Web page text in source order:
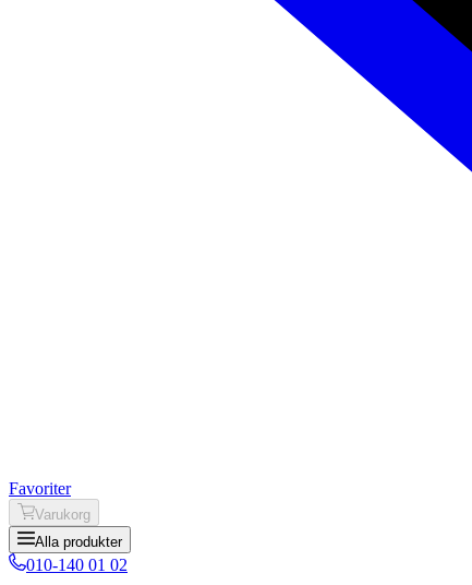
Favoriter
Varukorg
Alla produkter
010-140 01 02